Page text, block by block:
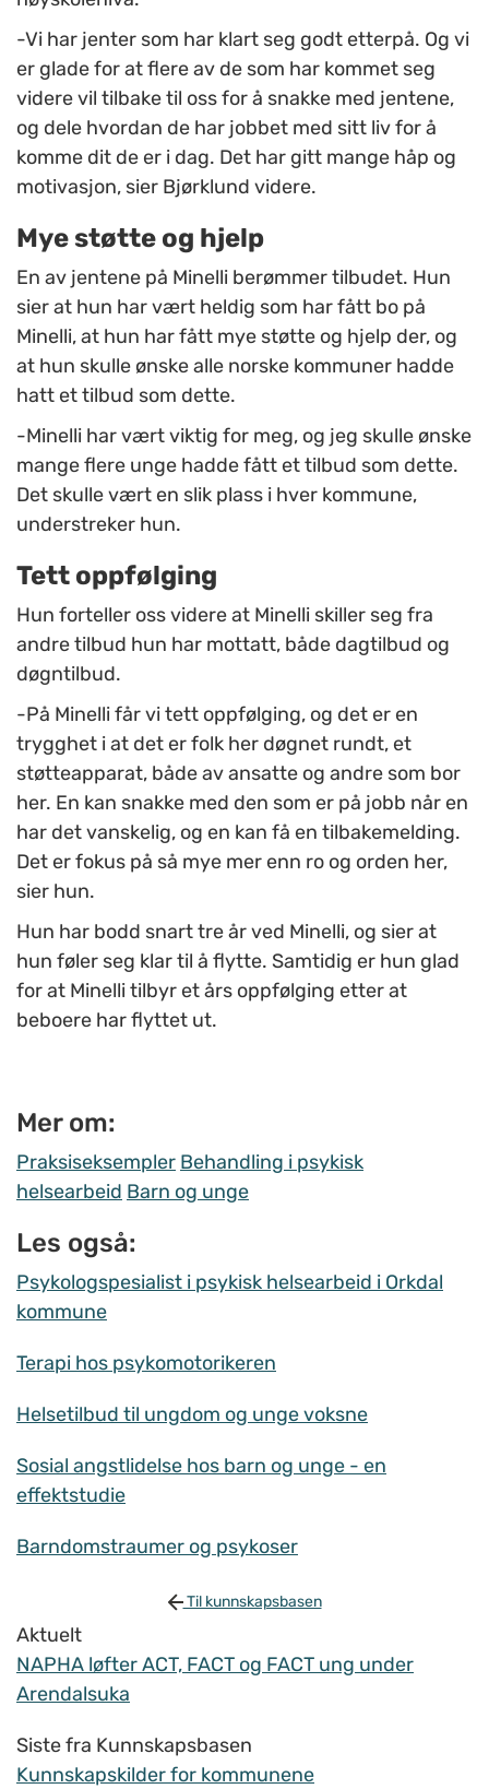
-Vi har jenter som har klart seg godt etterpå. Og vi
er glade for at flere av de som har kommet seg
videre vil tilbake til oss for å snakke med jentene,
og dele hvordan de har jobbet med sitt liv for å
komme dit de er i dag. Det har gitt mange håp og
motivasjon, sier Bjørklund videre.
Mye støtte og hjelp
En av jentene på Minelli berømmer tilbudet. Hun
sier at hun har vært heldig som har fått bo på
Minelli, at hun har fått mye støtte og hjelp der, og
at hun skulle ønske alle norske kommuner hadde
hatt et tilbud som dette.
-Minelli har vært viktig for meg, og jeg skulle ønske
mange flere unge hadde fått et tilbud som dette.
Det skulle vært en slik plass i hver kommune,
understreker hun.
Tett oppfølging
Hun forteller oss videre at Minelli skiller seg fra
andre tilbud hun har mottatt, både dagtilbud og
døgntilbud.
-På Minelli får vi tett oppfølging, og det er en
trygghet i at det er folk her døgnet rundt, et
støtteapparat, både av ansatte og andre som bor
her. En kan snakke med den som er på jobb når en
har det vanskelig, og en kan få en tilbakemelding.
Det er fokus på så mye mer enn ro og orden her,
sier hun.
Hun har bodd snart tre år ved Minelli, og sier at
hun føler seg klar til å flytte. Samtidig er hun glad
for at Minelli tilbyr et års oppfølging etter at
beboere har flyttet ut.
Mer om:
Praksiseksempler Behandling i psykisk
helsearbeid Barn og unge
Les også:
Psykologspesialist i psykisk helsearbeid i Orkdal
kommune
Terapi hos psykomotorikeren
Helsetilbud til ungdom og unge voksne
Sosial angstlidelse hos barn og unge - en
effektstudie
Barndomstraumer og psykoser
Til kunnskapsbasen
Aktuelt
NAPHA løfter ACT, FACT og FACT ung under
Arendalsuka
Siste fra Kunnskapsbasen
Kunnskapskilder for kommunene